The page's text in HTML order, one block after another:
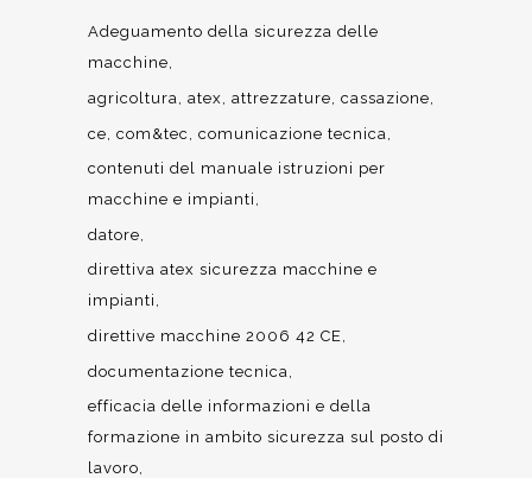
Adeguamento della sicurezza delle
macchine
agricoltura atex attrezzature cassazione
ce com&tec
comunicazione tecnica
contenuti del manuale istruzioni per
macchine e impianti
datore
direttiva atex sicurezza macchine e
impianti
direttive macchine 2006 42 CE
documentazione tecnica
efficacia delle informazioni e della
formazione in ambito sicurezza sul posto di
lavoro